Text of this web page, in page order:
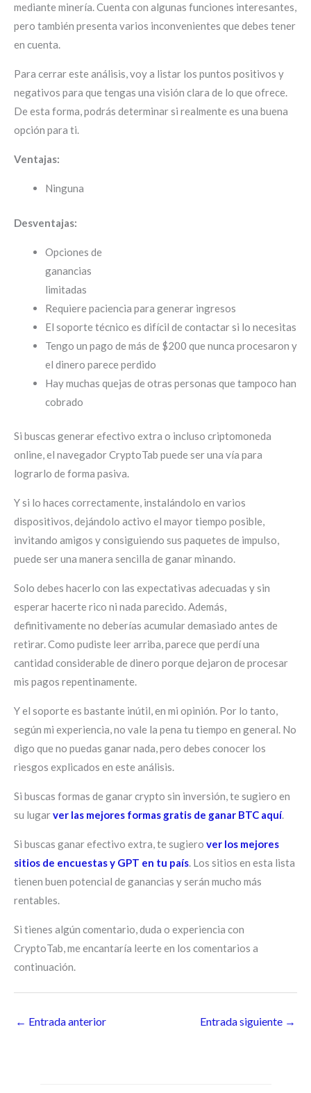
mediante minería. Cuenta con algunas funciones interesantes,
pero también presenta varios inconvenientes que debes tener
en cuenta.
Para cerrar este análisis, voy a listar los puntos positivos y
negativos para que tengas una visión clara de lo que ofrece.
De esta forma, podrás determinar si realmente es una buena
opción para ti.
Ventajas:
Ninguna
Desventajas:
Opciones de
ganancias
limitadas
Requiere paciencia para generar ingresos
El soporte técnico es difícil de contactar si lo necesitas
Tengo un pago de más de $200 que nunca procesaron y
el dinero parece perdido
Hay muchas quejas de otras personas que tampoco han
cobrado
Si buscas generar efectivo extra o incluso criptomoneda
online, el navegador CryptoTab puede ser una vía para
lograrlo de forma pasiva.
Y si lo haces correctamente, instalándolo en varios
dispositivos, dejándolo activo el mayor tiempo posible,
invitando amigos y consiguiendo sus paquetes de impulso,
puede ser una manera sencilla de ganar minando.
Solo debes hacerlo con las expectativas adecuadas y sin
esperar hacerte rico ni nada parecido. Además,
definitivamente no deberías acumular demasiado antes de
retirar. Como pudiste leer arriba, parece que perdí una
cantidad considerable de dinero porque dejaron de procesar
mis pagos repentinamente.
Y el soporte es bastante inútil, en mi opinión. Por lo tanto,
según mi experiencia, no vale la pena tu tiempo en general. No
digo que no puedas ganar nada, pero debes conocer los
riesgos explicados en este análisis.
Si buscas formas de ganar crypto sin inversión, te sugiero en
su lugarver las mejores formas gratis de ganar BTC aquí.
Si buscas ganar efectivo extra, te sugiero ver los mejores
sitios de encuestas y GPT en tu país. Los sitios en esta lista
tienen buen potencial de ganancias y serán mucho más
rentables.
Si tienes algún comentario, duda o experiencia con
CryptoTab, me encantaría leerte en los comentarios a
continuación.
← Entrada anterior Entrada siguiente →